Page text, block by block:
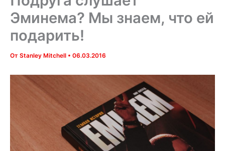
Эминема? Мы знаем, что ей
подарить!
От Stanley Mitchell • 06.03.2016